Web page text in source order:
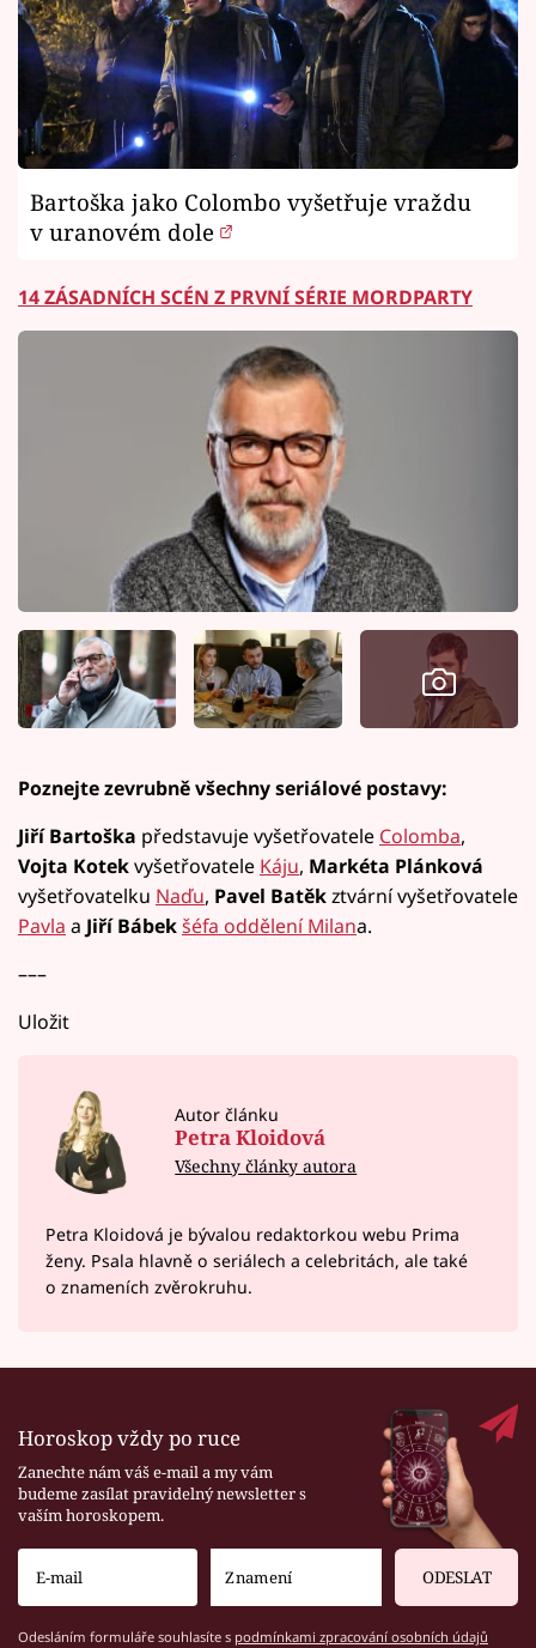
Bartoška jako Colombo vyšetřuje vraždu
v uranovém dole
14 ZÁSADNÍCH SCÉN Z PRVNÍ SÉRIE MORDPARTY
Poznejte zevrubně všechny seriálové postavy:
Jiří Bartoška představuje vyšetřovatele Colomba,
Vojta Kotekvyšetřovatele Káju, Markéta Plánková
vyšetřovatelku Naďu, Pavel Batěkztvární vyšetřovatele
Pavla a Jiří Bábekšéfa oddělení Milana.
–––
Uložit
Autor článku
Petra Kloidová
Všechny články autora
Petra Kloidová je bývalou redaktorkou webu Prima
ženy. Psala hlavně o seriálech a celebritách, ale také
o znameních zvěrokruhu.
Horoskop vždy po ruce
Zanechte nám váš e-mail a my vám
budeme zasílat pravidelný newsletter s
vaším horoskopem.
ODESLAT
Odesláním formuláře souhlasíte s podmínkami zpracování osobních údajů